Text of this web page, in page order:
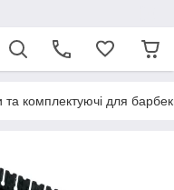
та комплектуючі для